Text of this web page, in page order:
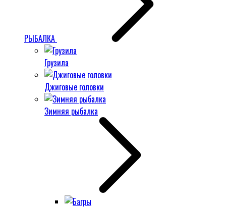
РЫБАЛКА
Грузила
Джиговые головки
Зимняя рыбалка